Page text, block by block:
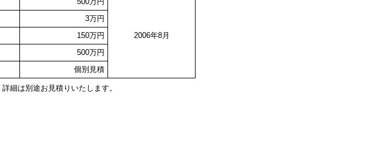
2006年8月
3万円
150万円
500万円
個別見積
細は別途お見積りいたします。